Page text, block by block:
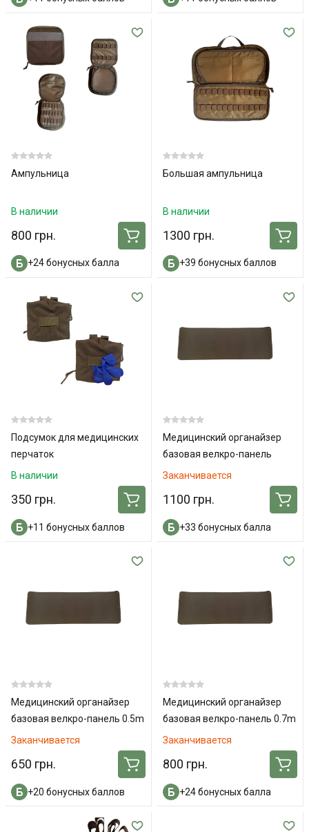
Ампульница
В наличии
800 грн.
+24 бонусных балла
Большая ампульница
В наличии
1300 грн.
+39 бонусных баллов
Подсумок для медицинских
перчаток
В наличии
350 грн.
+11 бонусных баллов
Медицинский органайзер
базовая велкро-панель
1.05m x0.5m
Заканчивается
1100 грн.
+33 бонусных балла
Медицинский органайзер
базовая велкро-панель 0.5m
x0.5m
Заканчивается
650 грн.
+20 бонусных баллов
Медицинский органайзер
базовая велкро-панель 0.7m
x0.5m
Заканчивается
800 грн.
+24 бонусных балла